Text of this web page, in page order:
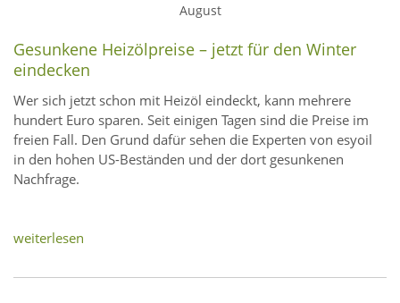
August
Gesunkene Heizölpreise – jetzt für den Winter
eindecken
Wer sich jetzt schon mit Heizöl eindeckt, kann mehrere
hundert Euro sparen. Seit einigen Tagen sind die Preise im
freien Fall. Den Grund dafür sehen die Experten von esyoil
in den hohen US-Beständen und der dort gesunkenen
Nachfrage.
weiterlesen